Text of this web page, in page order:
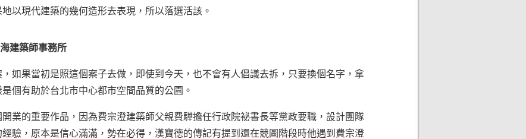
以現代建築的幾何造形去表現，所以落選活該。
建築師事務所
如果當初是照這個案子去做，即使到今天，也不會有人倡議去拆，只要換個名字，拿
個有助於台北市中心都市空間品質的公園。
業的重要作品，因為費宗澄建築師父親費驊擔任行政院祕書長等黨政要職，設計團隊
驗，原本是信心滿滿，勢在必得，漢寶德的傳記有提到還在競圖階段時他遇到費宗澄